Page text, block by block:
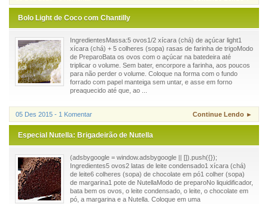
Bolo Light de Coco com Chantilly
IngredientesMassa:5 ovos1/2 xícara (chá) de açúcar light1
xícara (chá) + 5 colheres (sopa) rasas de farinha de trigoModo
de PreparoBata os ovos com o açúcar na batedeira até
triplicar o volume. Sem bater, encorpore a farinha, aos poucos
para não perder o volume. Coloque na forma com o fundo
forrado com papel manteiga sem untar, e asse em forno
preaquecido até que, ao ...
05 Des 2015 - 1 Komentar Continue Lendo ►
Especial Nutella: Brigadeirão de Nutella
(adsbygoogle = window.adsbygoogle || []).push({});
Ingredientes5 ovos2 latas de leite condensado1 xícara (chá)
de leite6 colheres (sopa) de chocolate em pó1 colher (sopa)
de margarina1 pote de NutellaModo de preparoNo liquidificador,
bata bem os ovos, o leite condensado, o leite, o chocolate em
pó, a margarina e a Nutella. Coloque em uma